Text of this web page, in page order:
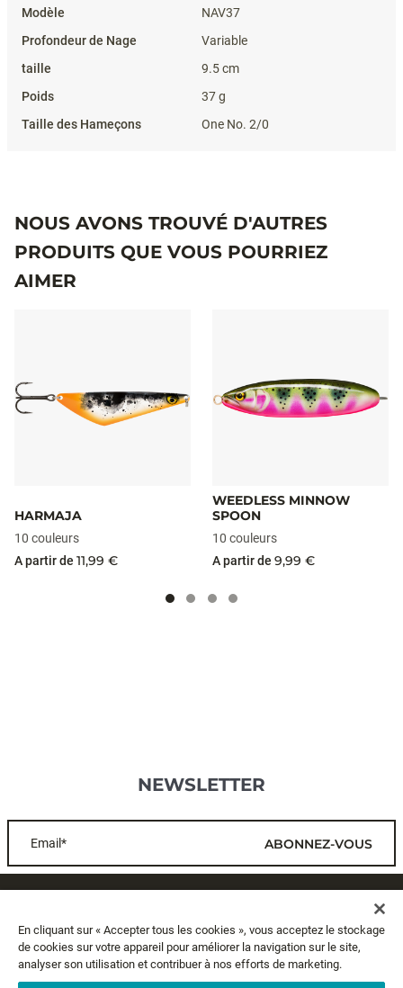
NAV37
Variable
9.5 cm
37 g
One No. 2/0
NOUS AVONS TROUVÉ D'AUTRES
PRODUITS QUE VOUS POURRIEZ
AIMER
HARMAJA
10 couleurs
A partir de 11,99 €
WEEDLESS MINNOW
SPOON
10 couleurs
A partir de 9,99 €
NEWSLETTER
Email* ABONNEZ-VOUS
A PROPOS
En cliquant sur « Accepter tous les cookies », vous acceptez le stockage
de cookies sur votre appareil pour améliorer la navigation sur le site,
analyser son utilisation et contribuer à nos efforts de marketing.